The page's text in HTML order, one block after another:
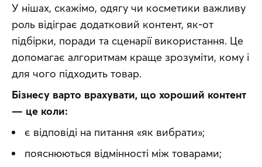
У нішах, скажімо, одягу чи косметики важливу
роль відіграє додатковий контент, як-от
підбірки, поради та сценарії використання. Це
допомагає алгоритмам краще зрозуміти, кому і
для чого підходить товар.
Бізнесу варто врахувати, що хороший контент
— це коли:
є відповіді на питання «як вибрати»;
пояснюються відмінності між товарами;